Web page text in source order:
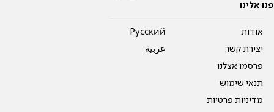
פנו אלינו
אודות
יצירת קשר
פרסמו אצלנו
תנאי שימוש
מדיניות פרטיות
Pусский
عربية